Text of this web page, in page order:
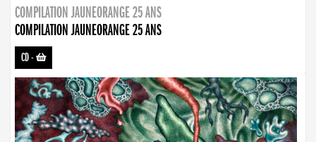
COMPILATION JAUNEORANGE 25 ANS
COMPILATION JAUNEORANGE 25 ANS
CD-